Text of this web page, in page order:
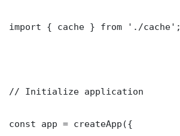
import { cache } from './cache';
// Initialize application
const app = createApp({